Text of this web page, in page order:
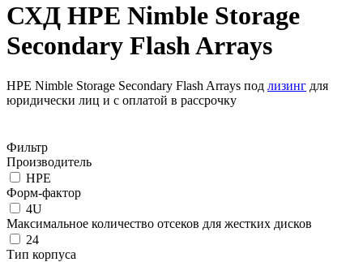
СХД HPE Nimble Storage
Secondary Flash Arrays
HPE Nimble Storage Secondary Flash Arrays под лизинг для
юридически лиц и с оплатой в рассрочку
Фильтр
Производитель
HPE
Форм-фактор
4U
Максимальное количество отсеков для жестких дисков
24
Тип корпуса